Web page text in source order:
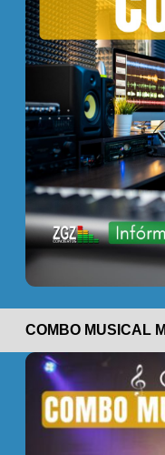
COMBO MUSICAL